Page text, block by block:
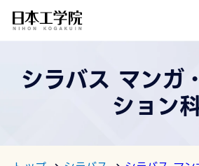
シラバス マンガ
ション